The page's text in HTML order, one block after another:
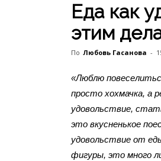
Еда как
этим
По Любовь Гасанова -
«Люблю
просто хохмачка, а
удовольствие,
это вкусненькое
удовольствие от
фигуры, это много